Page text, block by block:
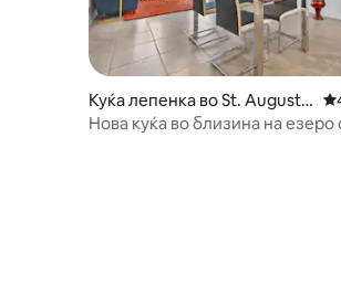
Куќа лепенка во St. Augustin
e
Нова куќа во близина на езеро